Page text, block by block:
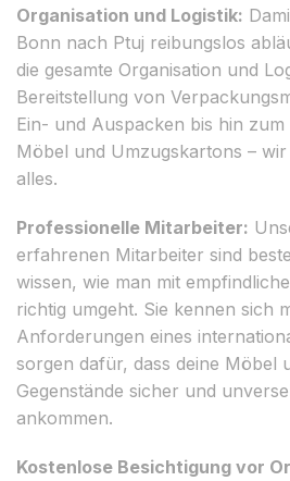
Organisation und Logistik:
Bonn nach Ptuj reibungslos
die gesamte Organisation und
Bereitstellung von
Ein- und Auspacken bis hin
Möbel und Umzugskartons –
alles.
Professionelle Mitarbeiter:
erfahrenen Mitarbeiter sind
wissen, wie man mit
richtig umgeht. Sie kennen sich
Anforderungen eines
sorgen dafür, dass deine Möbel
Gegenstände sicher und
ankommen.
Kostenlose Besichtigung vor